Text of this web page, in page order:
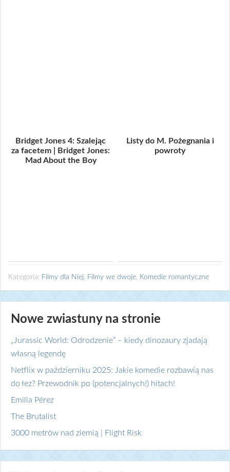
Bridget Jones 4: Szalejąc
za facetem | Bridget Jones:
Mad About the Boy
Listy do M. Pożegnania i
powroty
Kategoria: Filmy dla Niej, Filmy we dwoje, Komedie romantyczne
Nowe zwiastuny na stronie
„Jurassic World: Odrodzenie” – kiedy dinozaury zjadają
własną legendę
Netflix w październiku 2025: Jakie komedie rozbawią nas
do łez? Przewodnik po (potencjalnych!) hitach!
Emilia Pérez
The Brutalist
3000 metrów nad ziemią | Flight Risk